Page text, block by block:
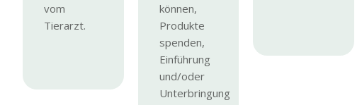
vom
Tierarzt.
können,
Produkte
spenden,
Einführung
und/oder
Unterbringung